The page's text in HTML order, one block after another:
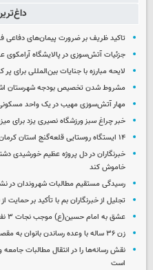
تاکید ظریف بر ضرورت پیمان‌های دفاعی
جزئیات آتش‌سوزی در پالایشگاه آرامکوی
لایحه مبارزه با جنایات بین‌المللی برای
مشروط شدن تخصیص بودجه شهرستان
مهار آتش‌سوزی مهیب در یک واحد مسکونی
خبر چراغ سبز ورزشگاه نصیری یزد برای
۱۴ ایستگاه روستایی قلعه‌گنج استان کرمان به شبکه فیبر نوری متصل شد
خبرنگاران در دل پروژه عظیم خورشیدی
خاموش کند
رسیدگی مستقیم مطالبات شهروندان در
تجلیل از خبرنگاران بم با تأکید بر حمایت
عشق به امام حسین(ع) موجب نجات ۳ نفر از چوبه دار شد
زن ۳۶ ساله با وعده رساندن بانوان به مقصد، طلاهای آنان را سرقت می‌کرد
نقش رسانه‌ها را در انتقال مطالبات
است